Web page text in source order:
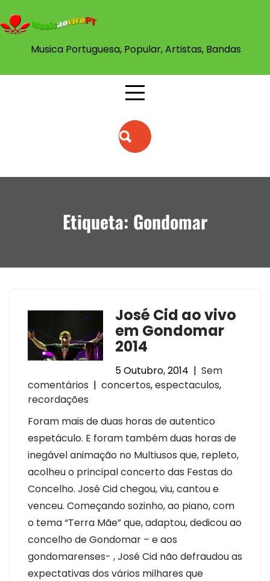
to
content
Musica Portuguesa, Popular, Artistas, Bandas
Etiqueta: Gondomar
José Cid ao vivo
em Gondomar
2014
5 Outubro, 2014 | Sem
comentários | concertos,espectaculos,
recordações
Foram mais de duas horas de autentico
espetáculo. E foram também duas horas de
inegável animação no Multiusos que, repleto,
acolheu o principal concerto das Festas do
Concelho. José Cid chegou, viu, cantou e
venceu. Começando sozinho, ao piano, com
o tema “Terra Mãe” que, adaptou, dedicou ao
concelho de Gondomar – e aos
gondomarenses- , José Cid não defraudou as
expectativas dos vários milhares que